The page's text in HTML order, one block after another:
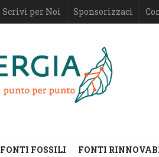
Scrivi per Noi Sponsorizzaci
FONTI FOSSILI FONTI